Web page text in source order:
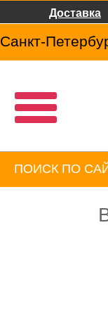
Доставка
Санкт-